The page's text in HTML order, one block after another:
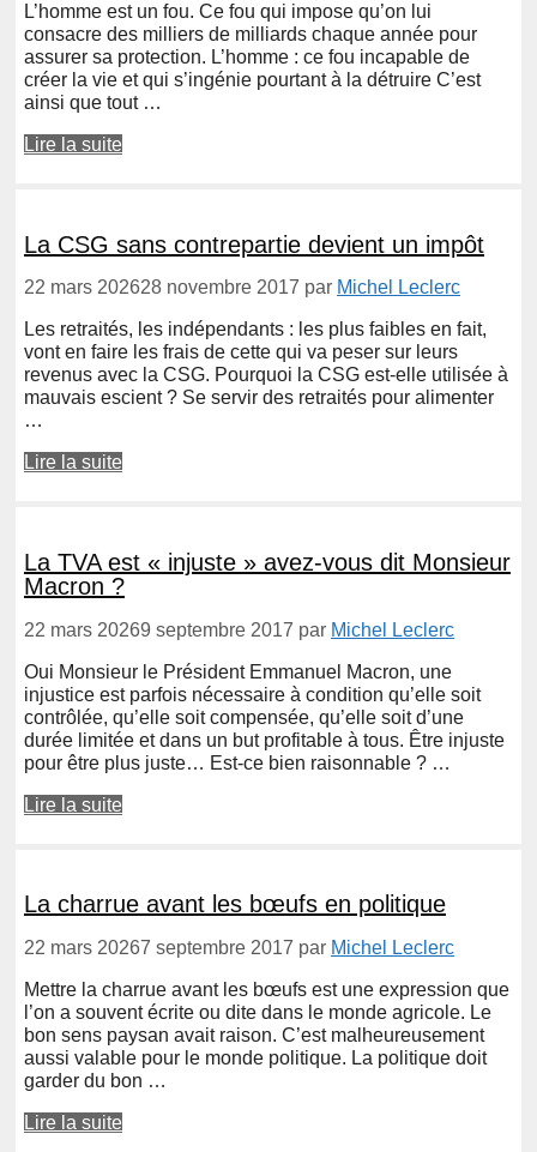
L’homme est un fou. Ce fou qui impose qu’on lui
consacre des milliers de milliards chaque année pour
assurer sa protection. L’homme : ce fou incapable de
créer la vie et qui s’ingénie pourtant à la détruire C’est
ainsi que tout …
Lire la suite
La CSG sans contrepartie devient un impôt
22 mars 202628 novembre 2017 par Michel Leclerc
Les retraités, les indépendants : les plus faibles en fait,
vont en faire les frais de cette qui va peser sur leurs
revenus avec la CSG. Pourquoi la CSG est-elle utilisée à
mauvais escient ? Se servir des retraités pour alimenter
…
Lire la suite
La TVA est « injuste » avez-vous dit Monsieur
Macron ?
22 mars 20269 septembre 2017 par Michel Leclerc
Oui Monsieur le Président Emmanuel Macron, une
injustice est parfois nécessaire à condition qu’elle soit
contrôlée, qu’elle soit compensée, qu’elle soit d’une
durée limitée et dans un but profitable à tous. Être injuste
pour être plus juste… Est-ce bien raisonnable ? …
Lire la suite
La charrue avant les bœufs en politique
22 mars 20267 septembre 2017 par Michel Leclerc
Mettre la charrue avant les bœufs est une expression que
l’on a souvent écrite ou dite dans le monde agricole. Le
bon sens paysan avait raison. C’est malheureusement
aussi valable pour le monde politique. La politique doit
garder du bon …
Lire la suite